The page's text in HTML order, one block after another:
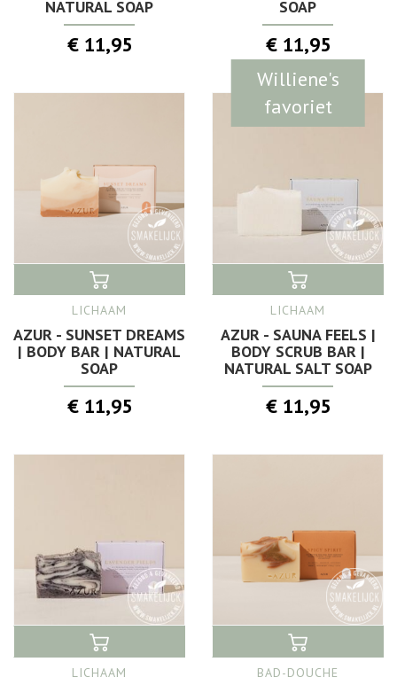
NATURAL SOAP
€ 11,95
SOAP
€ 11,95
LICHAAM
AZUR - SUNSET DREAMS
| BODY BAR | NATURAL
SOAP
€ 11,95
Williene's
favoriet
LICHAAM
AZUR - SAUNA FEELS |
BODY SCRUB BAR |
NATURAL SALT SOAP
€ 11,95
LICHAAM BAD-DOUCHE